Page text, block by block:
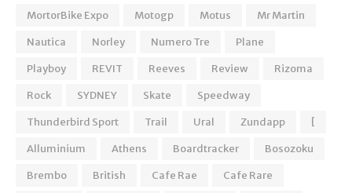
MortorBike Expo Motogp Motus
Mr Martin
Nautica
Norley Numero Tre
Plane
Playboy
REVIT Reeves Review
Rizoma
Rock
SYDNEY Skate
Speedway
Thunderbird Sport
Trail Ural Zundapp
[
Alluminium
Athens Boardtracker
Bosozoku
Brembo
British Cafe Rae
Cafe Rare